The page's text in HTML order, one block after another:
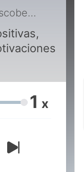
luis fernando corpus escobedo
1 x